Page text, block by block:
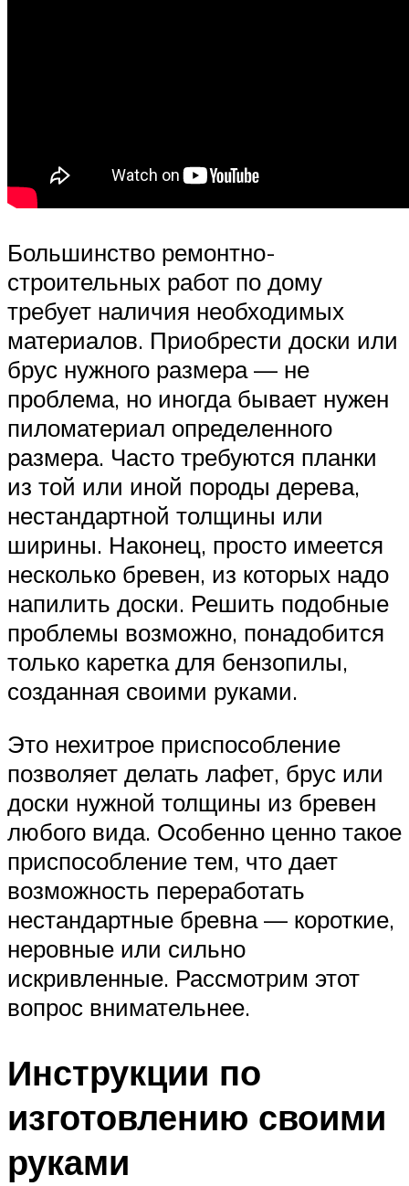
Большинство ремонтно-
строительных работ по дому
требует наличия необходимых
материалов. Приобрести доски или
брус нужного размера — не
проблема, но иногда бывает нужен
пиломатериал определенного
размера. Часто требуются планки
из той или иной породы дерева,
нестандартной толщины или
ширины. Наконец, просто имеется
несколько бревен, из которых надо
напилить доски. Решить подобные
проблемы возможно, понадобится
только каретка для бензопилы,
созданная своими руками.
Это нехитрое приспособление
позволяет делать лафет, брус или
доски нужной толщины из бревен
любого вида. Особенно ценно такое
приспособление тем, что дает
возможность переработать
нестандартные бревна — короткие,
неровные или сильно
искривленные. Рассмотрим этот
вопрос внимательнее.
Инструкции по
изготовлению своими
руками